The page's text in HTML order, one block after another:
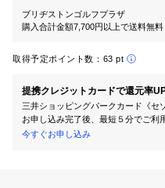
ブリヂストンゴルフプラザ
購入合計金額7,700円以上で送料無料
取得予定ポイント数： 63 pt
提携クレジットカードで還元率
三井ショッピングパークカード《セ
お申し込み完了後、最短５分でご利
今すぐお申し込み